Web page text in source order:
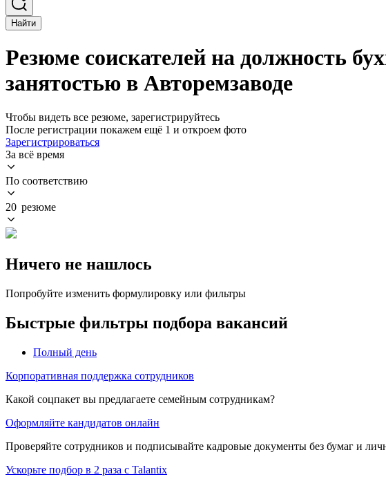
Найти
Резюме соискателей на должность
занятостью в Авторемзаводе
Чтобы видеть все резюме, зарегистрируйтесь
После регистрации покажем ещё 1 и откроем фото
Зарегистрироваться
За всё время
По соответствию
20 резюме
Ничего не нашлось
Попробуйте изменить формулировку или фильтры
Быстрые фильтры подбора вакансий
Полный день
Корпоративная поддержка сотрудников
Какой соцпакет вы предлагаете семейным сотрудникам?
Оформляйте кандидатов онлайн
Проверяйте сотрудников и подписывайте кадровые документы без бумаг и
Ускорьте подбор в 2 раза с Talantix